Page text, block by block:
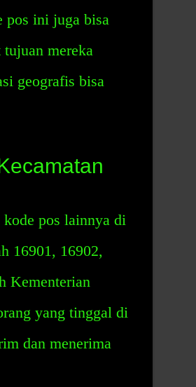
pos ini juga bisa
mereka
geografis bisa
pos lainnya di
16901, 16902,
Kementerian
yang tinggal di
dan menerima